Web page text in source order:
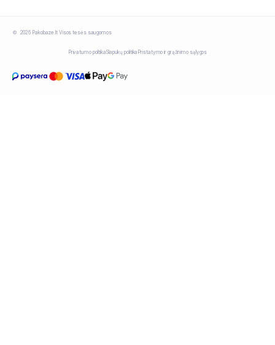
2026 Pakobaze.lt Visos tesės saugomos
Privatumo politikaSlapukų politika Pristatymo ir grąžinimo sąlygos